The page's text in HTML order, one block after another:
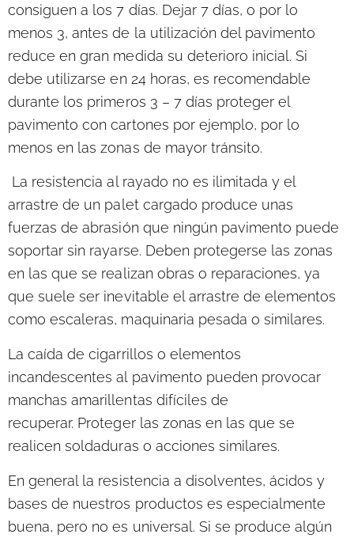
consiguen a los 7 días. Dejar 7 días, o por lo
menos 3,antes de la utilización del pavimento
reduce en gran medida su deterioro inicial. Si
debe utilizarse en 24 horas, es recomendable
durante los primeros 3 – 7 días proteger el
pavimento con cartones por ejemplo, por lo
menos en las zonas de mayor tránsito.
La resistencia al rayado no es ilimitada y el
arrastre de un palet cargado produce unas
fuerzas de abrasión que ningún pavimento puede
soportar sin rayarse. Deben protegerse las zonas
en las que se realizan obras o reparaciones, ya
que suele ser inevitable el arrastre de elementos
como escaleras, maquinaria pesada o similares.
La caída de cigarrillos o elementos
incandescentes al pavimento pueden provocar
manchas amarillentas difíciles de
recuperar. Proteger las zonas en las que se
realicen soldaduras o acciones similares.
En general la resistencia a disolventes, ácidos y
bases de nuestros productos es especialmente
buena, pero no es universal. Si se produce algún